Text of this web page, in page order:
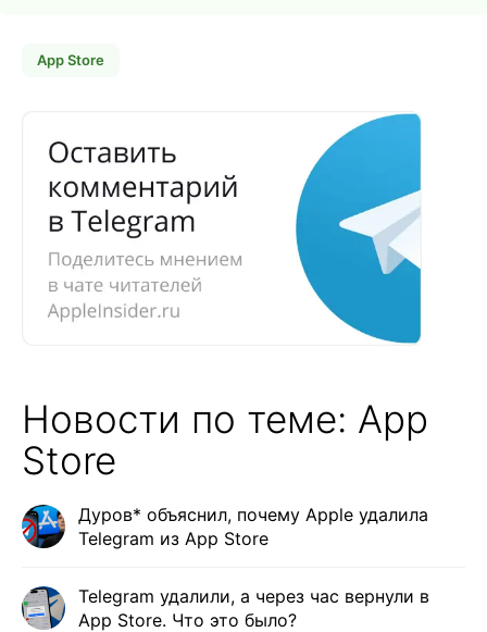
App Store
Новости по теме: App
Store
Дуров* объяснил, почему Apple удалила
Telegram из App Store
Telegram удалили, а через час вернули в
App Store. Что это было?